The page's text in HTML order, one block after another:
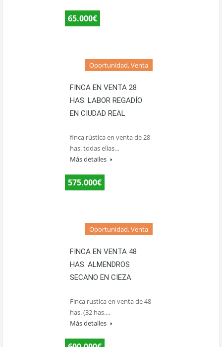
65.000€
Oportunidad, Venta
FINCA EN VENTA 28
HAS. LABOR REGADÍO
EN CIUDAD REAL
finca rústica en venta de 28
has. todas ellas…
Más detalles
575.000€
Oportunidad, Venta
FINCA EN VENTA 48
HAS. ALMENDROS
SECANO EN CIEZA
Finca rustica en venta de 48
has. (32 has.…
Más detalles